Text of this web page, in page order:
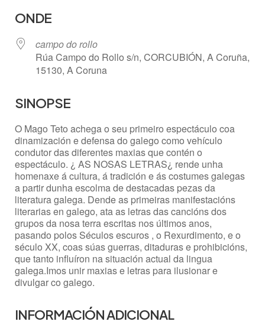
ONDE
campo do rollo
Rúa Campo do Rollo s/n, CORCUBIÓN, A Coruña,
15130, A Coruna
SINOPSE
O Mago Teto achega o seu primeiro espectáculo coa
dinamización e defensa do galego como vehículo
condutor das diferentes maxias que contén o
espectáculo. ¿ AS NOSAS LETRAS¿ rende unha
homenaxe á cultura, á tradición e ás costumes galegas
a partir dunha escolma de destacadas pezas da
literatura galega. Dende as primeiras manifestacións
literarias en galego, ata as letras das cancións dos
grupos da nosa terra escritas nos últimos anos,
pasando polos Séculos escuros , o Rexurdimento, e o
século XX, coas súas guerras, ditaduras e prohibicións,
que tanto influíron na situación actual da lingua
galega.Imos unir maxias e letras para ilusionar e
divulgar co galego.
INFORMACIÓN ADICIONAL